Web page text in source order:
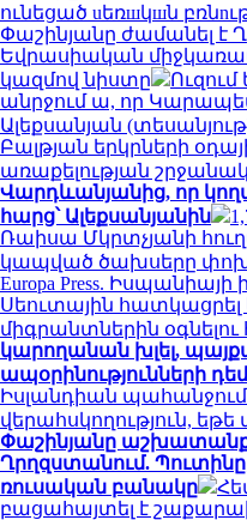
ունեցած uեռшկшն
Փաշինյանը ժամանել է
Եվրասիական
կազմով նիստը
անրջում ա, որ
Ալեքսանյան
Բալթյան երկրների
առաքելության
Վարդևանյանից, որ
հարց՝ Ալեքսանյանին
Ռաիսա Մկրտչյանի
կապված ծախսերը
Europa Press. Իսպանիայի
Սեուտային հատկացրել
միգրանտներին
կարողանան խլել,
ապօրինությունների
Իսլանդիան պահանջում
վերահսկողություն,
Փաշինյանը
Ղրղզստանում.
ռուսական բանակը
բացահայտել է